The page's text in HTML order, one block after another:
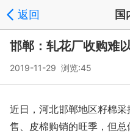
返回 国
邯郸：轧花厂收购难
2019-11-29 浏览:45
近日，河北邯郸地区籽棉
售、皮棉购销的旺季，但